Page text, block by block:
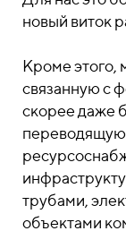
новый виток
Кроме этого,
связанную с
скорее даже
трубами,
объектами